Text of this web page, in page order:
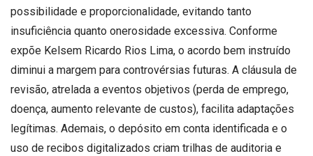
possibilidade e proporcionalidade, evitando tanto
insuficiência quanto onerosidade excessiva. Conforme
expõe Kelsem Ricardo Rios Lima, o acordo bem instruído
diminui a margem para controvérsias futuras. A cláusula de
revisão, atrelada a eventos objetivos (perda de emprego,
doença, aumento relevante de custos), facilita adaptações
legítimas. Ademais, o depósito em conta identificada e o
uso de recibos digitalizados criam trilhas de auditoria e